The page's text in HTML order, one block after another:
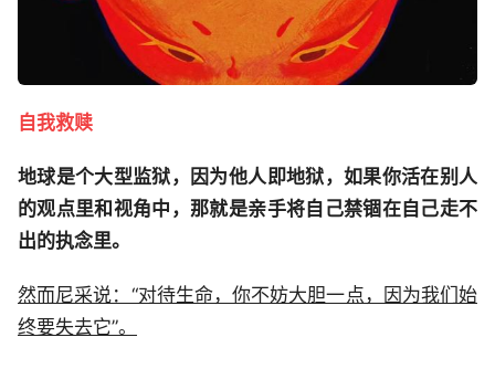
自我救赎
地球是个大型监狱，因为他人即地狱，如果你活在别人
的观点里和视角中，那就是亲手将自己禁锢在自己走不
出的执念里。
然而尼采说：“对待生命，你不妨大胆一点，因为我们始
终要失去它”。